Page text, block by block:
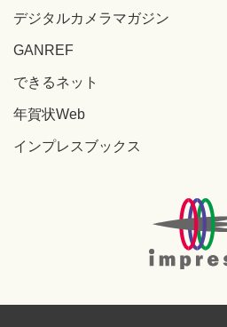
デジタルカメラマガジン
GANREF
できるネット
年賀状Web
インプレスブックス